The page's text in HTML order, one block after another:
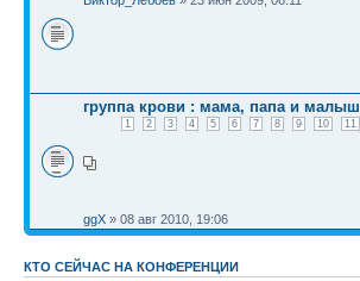
группа крови : мама, папа и малыш
1 2 3 4 5 6 7 8 9 10 11
ggX » 08 авг 2010, 19:06
КТО СЕЙЧАС НА КОНФЕРЕНЦИИ